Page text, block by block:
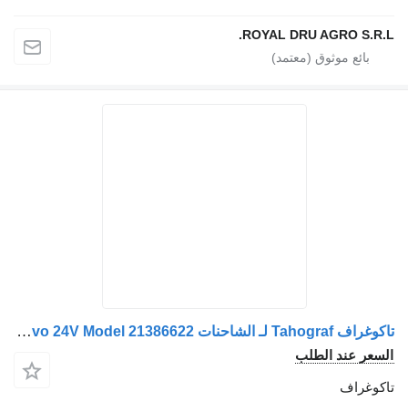
ROYAL DRU AGRO
تاكوغراف Tahograf لـ الشاحنات Volvo 24V Model 21386622
عند الطلب